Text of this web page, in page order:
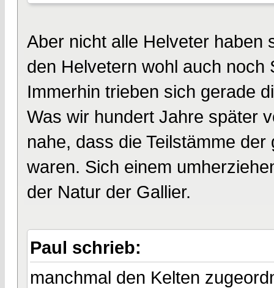
Aber nicht alle Helveter haben
den Helvetern wohl auch
Immerhin trieben sich gerade
Was wir hundert Jahre später
nahe, dass die Teilstämme
waren. Sich einem
der Natur der Gallier.
Paul schrieb:
manchmal den Kelten